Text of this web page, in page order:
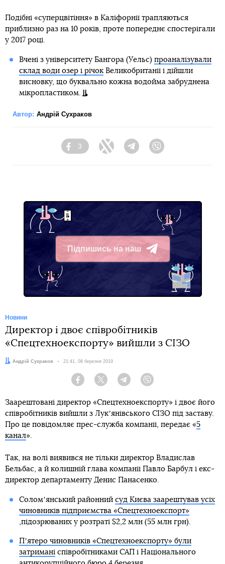
Подібні «суперцвітіння» в Каліфорнії трапляються
приблизно раз на 10 років, проте попереднє спостерігали
у 2017 році.
Вчені з університету Бангора (Уельс) проаналізували
склад води озер і річокВеликобританії і дійшли
висновку, що буквально кожна водойма забруднена
мікропластиком.
Автор: Андрій Сухраков
Facebook
3
Twitter Telegram
Підпишись на наш
Telegram
Новини
Директор і двоє співробітників
«Спецтехноекспорту» вийшли з СІЗО
Автор:
Андрій Сухраков Дата:
21:41, 08 березня 2019
Facebook Twitter Telegram
Заарештовані директор «Спецтехноекспорту» і двоє його
співробітників вийшли з Лукʼянівського СІЗО під заставу.
Про це повідомляє прес-служба компанії, передає «5
канал».
Так, на волі виявився не тільки директор Владислав
Бельбас, а й колишній глава компанії Павло Барбул і екс-
директор департаменту Денис Панасенко.
Соломʼянський районний суд Києва заарештував усіх
чиновників підприємства «Спецтехноекспорт»
,підозрюваних у розтраті $2,2 млн (55 млн грн).
Пʼятеро чиновників «Спецтехноекспорту» були
затриманіспівробітниками САП і Національного